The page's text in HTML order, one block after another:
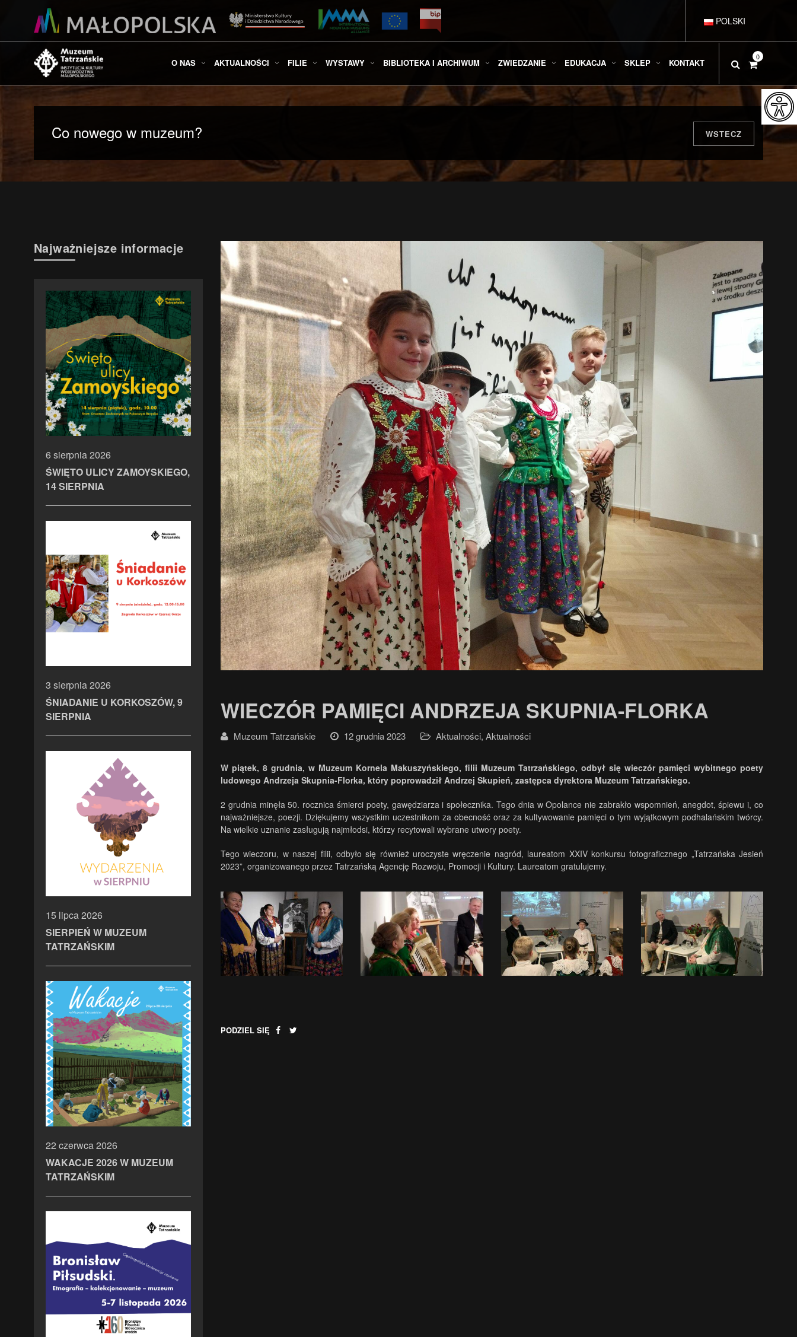
POLSKI
DEUTSCH
ESPAÑOL
中文 (中国)
O NAS AKTUALNOŚCI FILIE WYSTAWY BIBLIOTEKA I ARCHIWUM ZWIEDZANIE EDUKACJA SKLEP KONTAKT
0
Co nowego w muzeum? WSTECZ
WIECZÓR PAMIĘCI ANDRZEJA SKUPNIA-FLORKA
Muzeum Tatrzańskie 12 grudnia 2023 Aktualności, Aktualności
W piątek, 8 grudnia, w Muzeum Kornela Makuszyńskiego, filii Muzeum Tatrzańskiego, odbył się wieczór pamięci wybitnego poety
ludowego Andrzeja Skupnia-Florka, który poprowadził Andrzej Skupień, zastępca dyrektora Muzeum Tatrzańskiego.
2 grudnia minęła 50. rocznica śmierci poety, gawędziarza i społecznika. Tego dnia w Opolance nie zabrakło wspomnień, anegdot, śpiewu i, co
najważniejsze, poezji. Dziękujemy wszystkim uczestnikom za obecność oraz za kultywowanie pamięci o tym wyjątkowym podhalańskim twórcy.
Na wielkie uznanie zasługują najmłodsi, którzy recytowali wybrane utwory poety.
Tego wieczoru, w naszej filii, odbyło się również uroczyste wręczenie nagród, laureatom XXIV konkursu fotograficznego „Tatrzańska Jesień
2023”, organizowanego przez Tatrzańską Agencję Rozwoju, Promocji i Kultury. Laureatom gratulujemy.
PODZIEL SIĘ
Najważniejsze informacje
6 sierpnia 2026
ŚWIĘTO ULICY ZAMOYSKIEGO,
14 SIERPNIA
3 sierpnia 2026
ŚNIADANIE U KORKOSZÓW, 9
SIERPNIA
15 lipca 2026
SIERPIEŃ W MUZEUM
TATRZAŃSKIM
22 czerwca 2026
WAKACJE 2026 W MUZEUM
TATRZAŃSKIM